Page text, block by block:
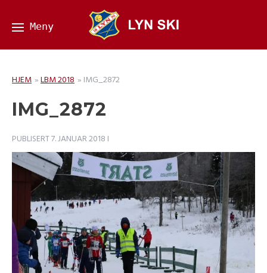
HJEM »LBM 2018 » IMG_2872
IMG_2872
PUBLISERT7. JANUAR 2018 I